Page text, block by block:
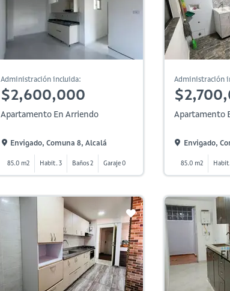
Administración incluida:
$2,600,000
Apartamento En Arriendo
Envigado, Comuna 8, Alcalá
85.0 m2 Habit. 3 Baños 2 Garaje 0
Administración
Apartamento
Envigado,
85.0 m2